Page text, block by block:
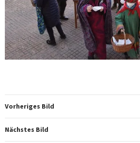
Vorheriges Bild
Nächstes Bild